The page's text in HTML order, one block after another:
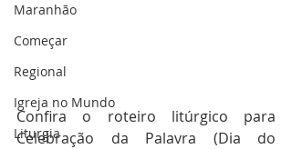
Maranhão
Começar
Regional
Igreja no Mundo
Liturgia
Confira o roteiro litúrgico para
Celebração da Palavra (Dia do